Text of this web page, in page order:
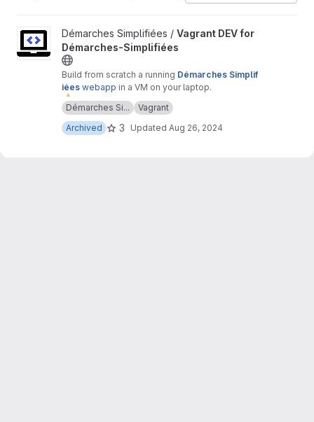
View Vagrant DEV for Démarches-Simplifiées project
Démarches Simplifiées / Vagrant DEV for
Démarches-Simplifiées
Build from scratch a running Démarches Simplif
iées webapp in a VM on your laptop.
⚠ ️ Warning :only fortestor
purposes.
Démarches Si...
Vagrant
Archived
3 Updated Aug 26, 2024